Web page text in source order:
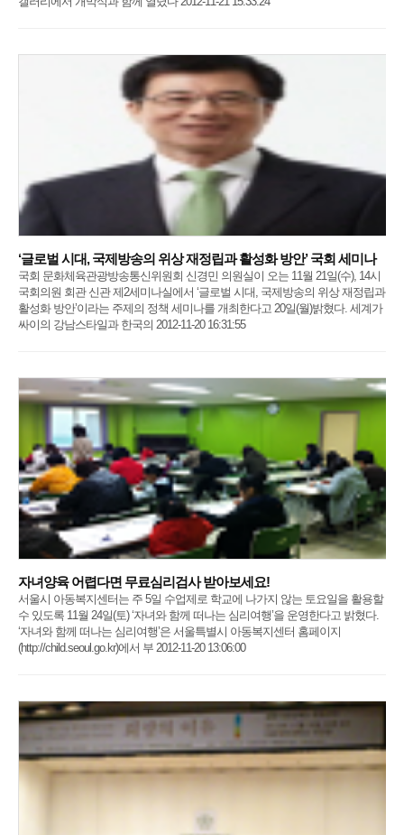
‘글로벌 시대, 국제방송의 위상 재정립과 활성화 방안’ 국회 세미나
국회 문화체육관광방송통신위원회 신경민 의원실이 오는 11월 21일(수), 14시
국회의원 회관 신관 제2세미나실에서 ‘글로벌 시대, 국제방송의 위상 재정립과
활성화 방안’이라는 주제의 정책 세미나를 개최한다고 20일(월)밝혔다. 세계가
싸이의 강남스타일과 한국의 2012-11-20 16:31:55
자녀양육 어렵다면 무료심리검사 받아보세요!
서울시 아동복지센터는 주 5일 수업제로 학교에 나가지 않는 토요일을 활용할
수 있도록 11월 24일(토) ‘자녀와 함께 떠나는 심리여행’을 운영한다고 밝혔다.
‘자녀와 함께 떠나는 심리여행’은 서울특별시 아동복지센터 홈페이지
(http://child.seoul.go.kr)에서 부 2012-11-20 13:06:00